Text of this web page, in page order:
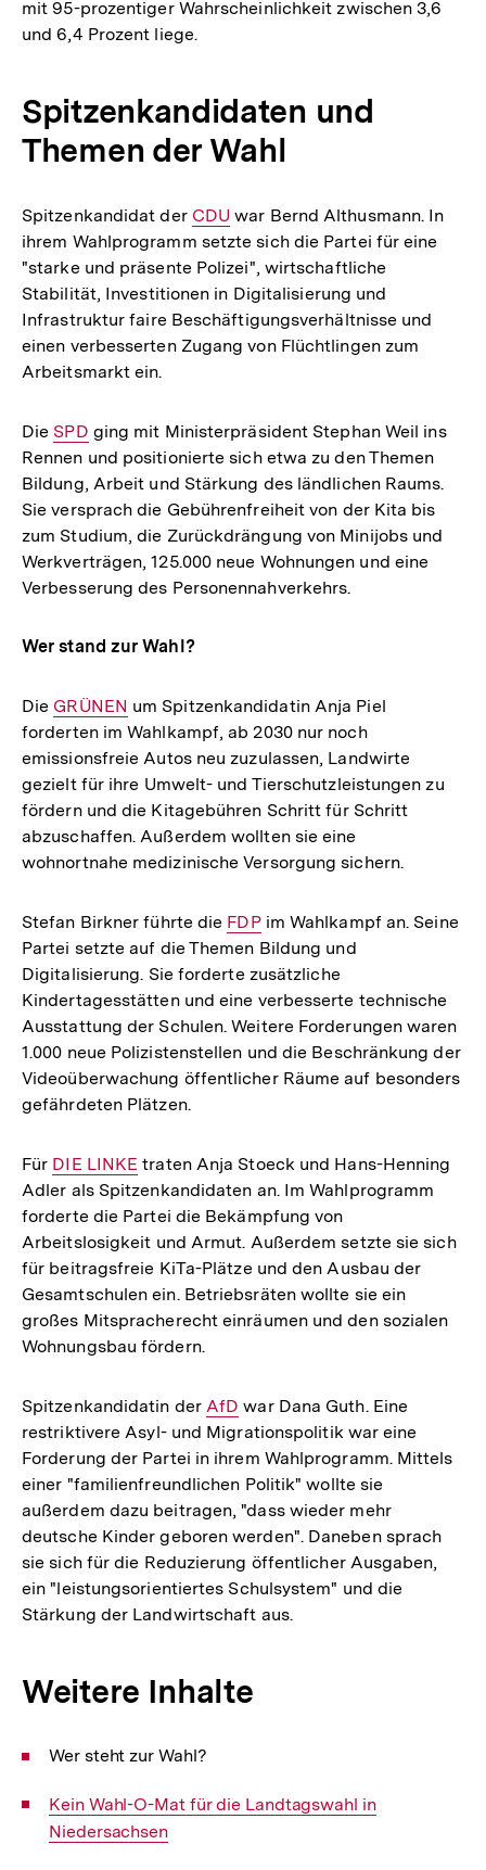
mit 95-prozentiger Wahrscheinlichkeit zwischen 3,6
und 6,4 Prozent liege.
Spitzenkandidaten und
Themen der Wahl
Spitzenkandidat der Interner
Link:
CDU war Bernd Althusmann. In
ihrem Wahlprogramm setzte sich die Partei für eine
"starke und präsente Polizei", wirtschaftliche
Stabilität, Investitionen in Digitalisierung und
Infrastruktur faire Beschäftigungsverhältnisse und
einen verbesserten Zugang von Flüchtlingen zum
Arbeitsmarkt ein.
Die Interner
Link:
SPD ging mit Ministerpräsident Stephan Weil ins
Rennen und positionierte sich etwa zu den Themen
Bildung, Arbeit und Stärkung des ländlichen Raums.
Sie versprach die Gebührenfreiheit von der Kita bis
zum Studium, die Zurückdrängung von Minijobs und
Werkverträgen, 125.000 neue Wohnungen und eine
Verbesserung des Personennahverkehrs.
Wer stand zur Wahl?
Die Interner
Link:
GRÜNEN um Spitzenkandidatin Anja Piel
forderten im Wahlkampf, ab 2030 nur noch
emissionsfreie Autos neu zuzulassen, Landwirte
gezielt für ihre Umwelt- und Tierschutzleistungen zu
fördern und die Kitagebühren Schritt für Schritt
abzuschaffen. Außerdem wollten sie eine
wohnortnahe medizinische Versorgung sichern.
Stefan Birkner führte die Interner
Link:
FDPim Wahlkampf an. Seine
Partei setzte auf die Themen Bildung und
Digitalisierung. Sie forderte zusätzliche
Kindertagesstätten und eine verbesserte technische
Ausstattung der Schulen. Weitere Forderungen waren
1.000 neue Polizistenstellen und die Beschränkung der
Videoüberwachung öffentlicher Räume auf besonders
gefährdeten Plätzen.
Für Interner
Link:
DIE LINKE traten Anja Stoeck und Hans-Henning
Adler als Spitzenkandidaten an. Im Wahlprogramm
forderte die Partei die Bekämpfung von
Arbeitslosigkeit und Armut. Außerdem setzte sie sich
für beitragsfreie KiTa-Plätze und den Ausbau der
Gesamtschulen ein. Betriebsräten wollte sie ein
großes Mitspracherecht einräumen und den sozialen
Wohnungsbau fördern.
Spitzenkandidatin der Interner
Link:
AfD war Dana Guth. Eine
restriktivere Asyl- und Migrationspolitik war eine
Forderung der Partei in ihrem Wahlprogramm. Mittels
einer "familienfreundlichen Politik" wollte sie
außerdem dazu beitragen, "dass wieder mehr
deutsche Kinder geboren werden". Daneben sprach
sie sich für die Reduzierung öffentlicher Ausgaben,
ein "leistungsorientiertes Schulsystem" und die
Stärkung der Landwirtschaft aus.
Weitere Inhalte
Wer steht zur Wahl?
Interner
Link:
Kein Wahl-O-Mat für die Landtagswahl in
Niedersachsen